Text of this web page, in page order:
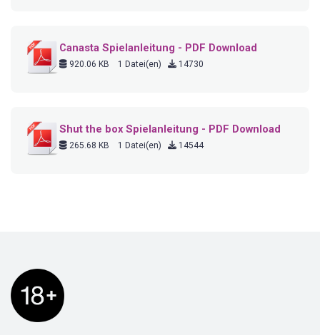
Canasta Spielanleitung - PDF Download
920.06 KB 1 Datei(en) 14730
Shut the box Spielanleitung - PDF Download
265.68 KB 1 Datei(en) 14544